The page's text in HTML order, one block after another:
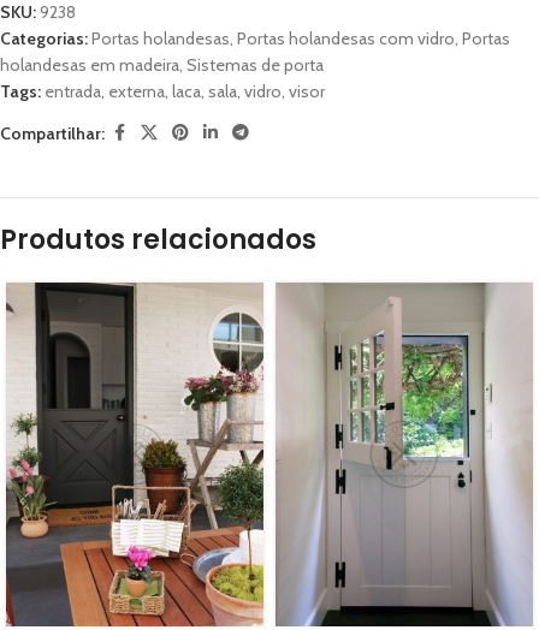
SKU:9238
Categorias:Portas holandesas, Portas holandesas com vidro, Portas
holandesas em madeira, Sistemas de porta
Tags: entrada, externa, laca, sala, vidro, visor
Compartilhar:
Produtos relacionados